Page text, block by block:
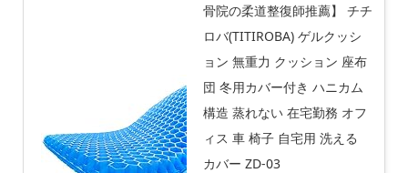
骨院の柔道整復師推薦】 チチ
ロバ(TITIROBA) ゲルクッシ
ョン 無重力 クッション 座布
団 冬用カバー付き ハニカム
構造 蒸れない 在宅勤務 オフ
ィス 車 椅子 自宅用 洗える
カバー ZD-03